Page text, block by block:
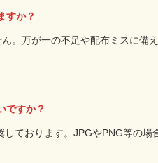
すか？
。万が一の不足や配布ミスに備
ですか？
ております。JPGやPNG等の